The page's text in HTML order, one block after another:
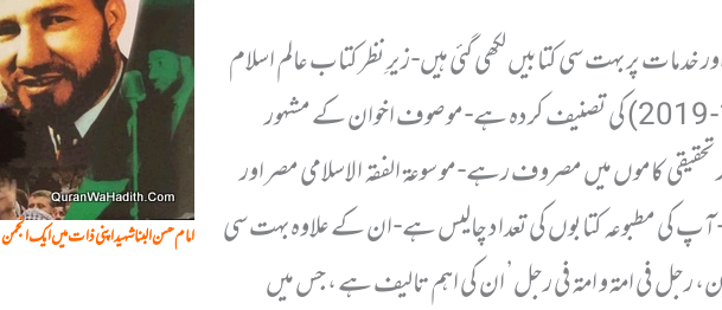
امام حسن البنا شہید اپنی ذات میں ایک انجمن
خدمات پر بہت سی کتابیں لکھی گئی ہیں- زیرِ نظر کتاب عالم اسلام
کے معروف مصنف ڈاکٹر توفیق الواعی (1930- 2019) کی تصنیف کردہ ہے- موصوف اخوان کے مشہور
کاموں میں مصروف رہے- موسوعۃ الفقہ الاسلامی مصر اور
کی مطبوعہ کتابوں کی تعداد چالیس ہے- ان کے علاوہ بہت سی
رجل فی امۃ و امۃ فی رجل’ ان کی اہم تالیف ہے ، جس میں